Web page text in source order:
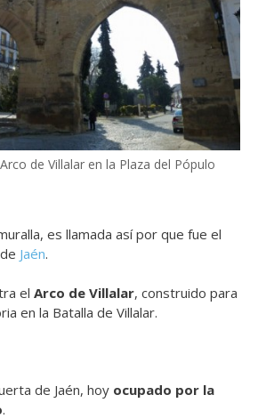
de Villalar en la Plaza del Pópulo
es llamada así por que fue el
Jaén.
el Arco de Villalar, construido para
en la Batalla de Villalar.
de Jaén, hoy ocupado por la
.